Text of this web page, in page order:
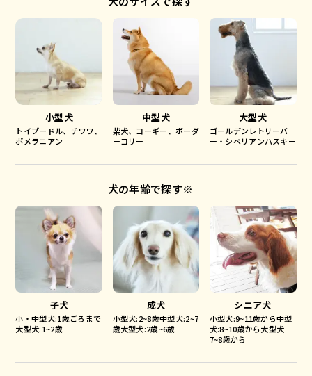
小型犬
トイプードル、チワワ、
ポメラニアン
中型犬
柴犬、コーギー、ボーダ
ーコリー
大型犬
ゴールデンレトリーバ
ー・シベリアンハスキー
犬の年齢で探す※
子犬
小・中型犬:1歳ごろまで
大型犬:1~2歳
成犬
小型犬:2~8歳中型犬:2~7
歳大型犬:2歳~6歳
シニア犬
小型犬:9~11歳から中型
犬:8~10歳から大型犬
7~8歳から